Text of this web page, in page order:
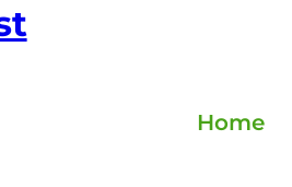
Home